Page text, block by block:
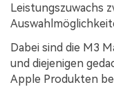
Leistungszuwachs
Dabei sind die M3
und diejenigen
Apple Produkten